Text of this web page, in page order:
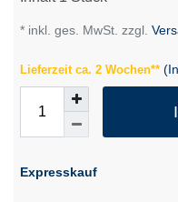
* inkl. ges. MwSt. zzgl.
Lieferzeit ca. 2 Wochen**
Expresskauf